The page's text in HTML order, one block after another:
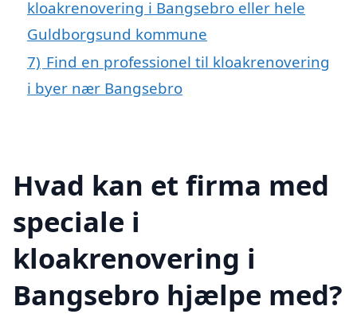
kloakrenovering i Bangsebro eller hele
Guldborgsund kommune
7) Find en professionel til kloakrenovering
i byer nær Bangsebro
Hvad kan et firma med
speciale i
kloakrenovering i
Bangsebro hjælpe med?